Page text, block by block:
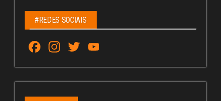
#REDES SOCIAIS
Fa
ce
bo
ok
In
st
ag
ra
T
wi
tt
u
Tu